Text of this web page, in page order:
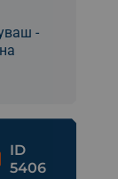
-
ID
5406